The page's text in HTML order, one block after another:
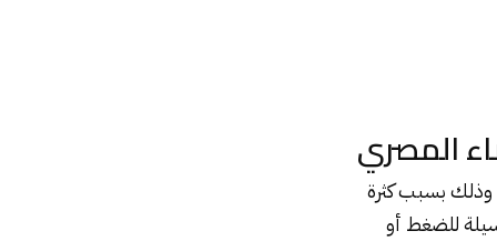
المصري
وذلك بسبب كثرة
للضغط أو